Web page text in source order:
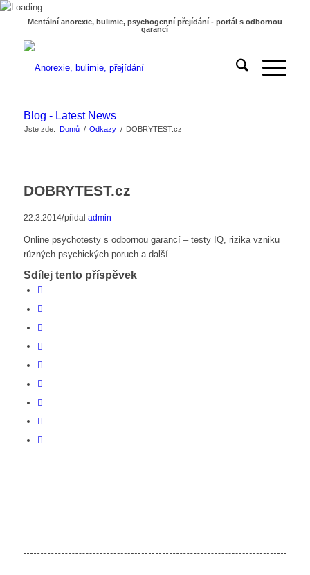
Mentální anorexie, bulimie, psychogenní přejídání - portál s odbornou
garancí
Blog - Latest News
Jste zde: Domů / Odkazy / DOBRYTEST.cz
DOBRYTEST.cz
22.3.2014/přidal admin
Online psychotesty s odbornou garancí – testy IQ, rizika vzniku
různých psychických poruch a další.
Sdílej tento příspěvek